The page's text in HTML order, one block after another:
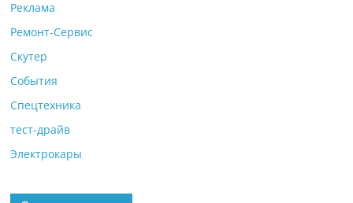
Реклама
Ремонт-Сервис
Скутер
События
Спецтехника
тест-драйв
Электрокары